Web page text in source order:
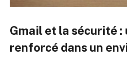
Gmail et la sécurité :
renforcé dans un